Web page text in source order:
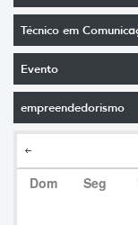
Técnico em
Evento
empreendedorismo
Dom Seg